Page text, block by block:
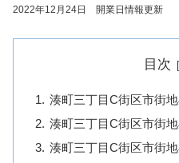
2022年12月24日 開業日情報更新
目次
湊町三丁目C街区市街
湊町三丁目C街区市街
湊町三丁目C街区市街